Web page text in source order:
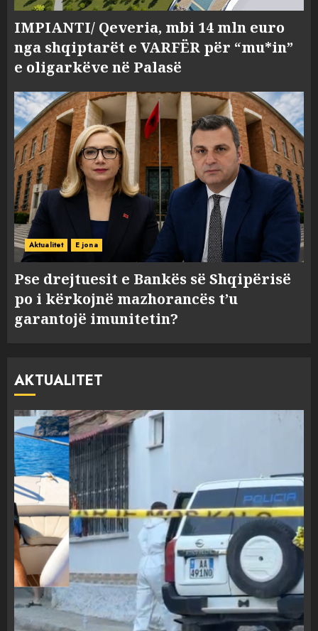
IMPIANTI/ Qeveria, mbi 14 mln euro
nga shqiptarët e VARFËR për “mu*in”
e oligarkëve në Palasë
Aktualitet E jona
Pse drejtuesit e Bankës së Shqipërisë
po i kërkojnë mazhorancës t’u
garantojë imunitetin?
AKTUALITET